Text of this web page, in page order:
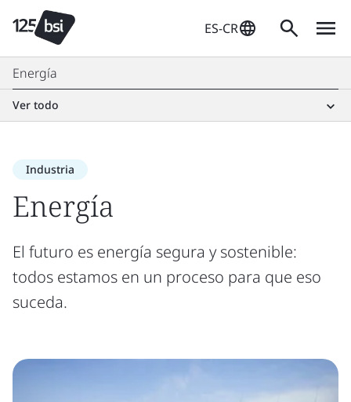
ES-CR
Energía
Ver todo
Industria
Energía
El futuro es energía segura y sostenible:
todos estamos en un proceso para que eso
suceda.